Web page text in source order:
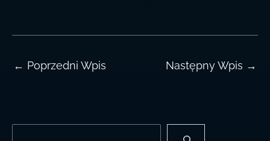
← Poprzedni Wpis Następny Wpis →